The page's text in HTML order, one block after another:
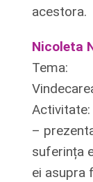
acestora.
Nicoleta
Tema:
Activitate:
–
suferința
ei asupra